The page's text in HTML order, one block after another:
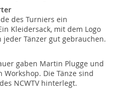
des Turniers ein
Kleidersack, mit dem Logo
jeder Tänzer gut gebrauchen.
gaben Martin Plugge und
Workshop. Die Tänze sind
NCWTV hinterlegt.